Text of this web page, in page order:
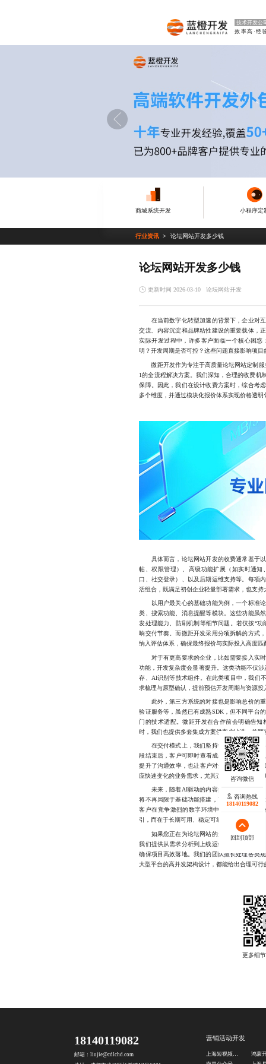
技术开发公
商城系统开发 小程序定
行业资讯 论坛网站开发多少钱
论坛网站开发多少钱
更新时间 2026-03-10 论坛网站开发
在当前数字化转型加速的背景下，企业对互
交流、内容沉淀和品牌粘性建设的重要载体，
实际开发过程中，许多客户面临一个核心困惑
明？开发周期是否可控？这些问题直接影响项
微距开发作为专注于高质量论坛网站定制服
1的全流程解决方案。我们深知，合理的收费机
保障。因此，我们在设计收费方案时，综合考
多个维度，并通过模块化报价体系实现价格透
具体而言，论坛网站开发的收费通常基于以
帖、权限管理）、高级功能扩展（如实时通
口、社交登录）、以及后期运维支持等。每项
活组合，既满足初创企业轻量部署需求，也支
以用户最关心的基础功能为例，一个标准论
类、搜索功能、消息提醒等模块。这些功能虽
发处理能力、防刷机制等细节问题。若仅按“
响交付节奏。而微距开发采用分项拆解的方式
纳入评估体系，确保最终报价与实际投入高度匹
对于有更高要求的企业，比如需要接入实时
功能，开发复杂度会显著提升。这类功能不仅涉
存、AI识别等技术组件。在此类项目中，我们
求梳理与原型确认，提前预估开发周期与资源
此外，第三方系统的对接也是影响总价的重
验证服务等，虽然已有成熟SDK，但不同平台
门的技术适配。微距开发在合作前会明确告
时，我们也提供多套集成方案供客户比选，兼顾
在交付模式上，我们坚持敏捷开发流程，将
段结束后，客户可即时查看成果，提出优化意
提升了沟通效率，也让客户对开发进度拥有更
应快速变化的业务需求，尤其适合那些希望在
未来，随着AI驱动的内容推荐、智能审核、
将不再局限于基础功能搭建，而向智能化、个
客户在竞争激烈的数字环境中构建可持续发
引，而在于长期可用、稳定可靠的产品体验。
如果您正在为论坛网站的开发费用、交付周
我们提供从需求分析到上线运维的一站式服务
确保项目高效落地。我们的团队擅长处理各类
大型平台的高并发架构设计，都能给出合理可行
咨询热线
18140119082
回到顶部
18140119082
邮箱：liujie@cdlchd.com
营销活动开发
上海短视频后期处理公司
鸿蒙